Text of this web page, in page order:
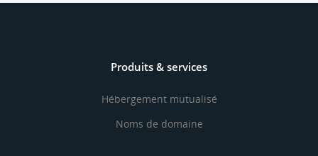
Produits & services
Hébergement mutualisé
Noms de domaine